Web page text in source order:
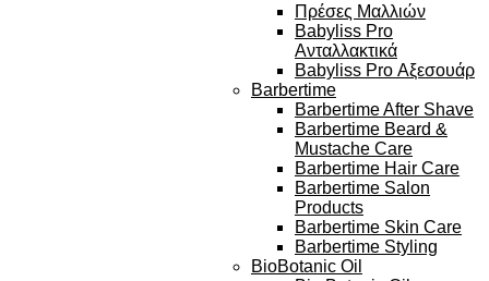
Πρέσες Μαλλιών
Babyliss Pro
Ανταλλακτικά
Babyliss Pro Αξεσουάρ
Barbertime
Barbertime After Shave
Barbertime Beard &
Mustache Care
Barbertime Hair Care
Barbertime Salon
Products
Barbertime Skin Care
Barbertime Styling
BioBotanic Oil